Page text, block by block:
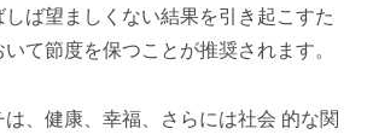
ば望ましくない結果を引き起こすた
て節度を保つことが推奨されます。
、健康、幸福、さらには社会 的な関